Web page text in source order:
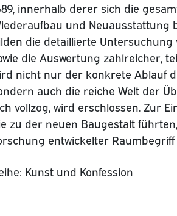
innerhalb derer sich die
und Neuausstattung
die detaillierte
die Auswertung zahlreicher,
nicht nur der konkrete Ablauf
auch die reiche Welt der
vollzog, wird erschlossen. Zur
zu der neuen Baugestalt
entwickelter
Kunst und Konfession